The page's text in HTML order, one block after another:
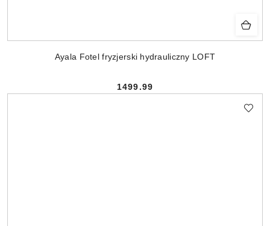
Ayala Fotel fryzjerski hydrauliczny LOFT
Cena:
1499.99